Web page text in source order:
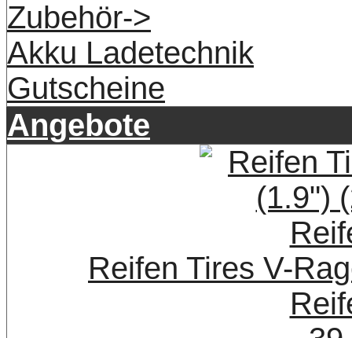
Zubehör->
Akku Ladetechnik
Gutscheine
Angebote
Reifen Tires V-